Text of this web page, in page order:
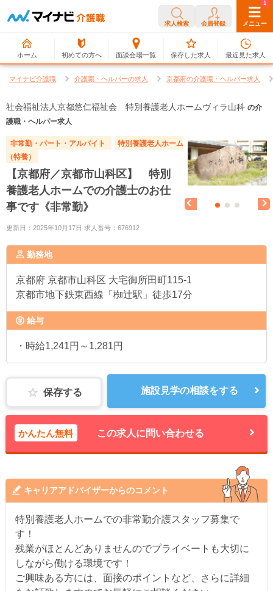
求人検索 会員登録 メニュー
ホーム 初めての方へ 面談会場一覧
0
保存した求人
1
最近見た求人
マイナビ介護職 介護職・ヘルパーの求人 京都府の介護職・ヘルパー求人
社会福祉法人京都悠仁福祉会 特別養護老人ホームヴィラ山科 の介
護職・ヘルパー求人
非常勤・パート・アルバイト
特別養護老人ホーム
（特養）
【京都府／京都市山科区】 特別
養護老人ホームでの介護士のお仕
事です《非常勤》
更新日：2025年10月17日 求人番号：676912
勤務地
京都府 京都市山科区 大宅御所田町115-1
京都市地下鉄東西線「椥辻駅」徒歩17分
給与
・時給1,241円～1,281円
保存する 施設見学の相談をする
かんたん無料 この求人に問い合わせる
キャリアアドバイザーからのコメント
特別養護老人ホームでの非常勤介護スタッフ募集で
す！
残業がほとんどありませんのでプライベートも大切に
しながら働ける環境です！
ご興味ある方には、面接のポイントなど、さらに詳細